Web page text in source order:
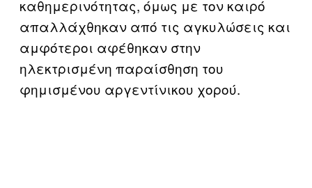
καθημερινότητας, όμως με τον καιρό
απαλλάχθηκαν από τις αγκυλώσεις και
αμφότεροι αφέθηκαν στην
ηλεκτρισμένη παραίσθηση του
φημισμένου αργεντίνικου χορού.